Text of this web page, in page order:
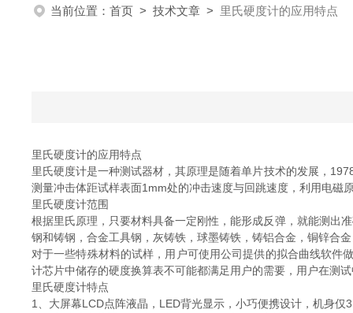
当前位置： 首页 > 技术文章 > 里氏硬度计的应用特点
里氏硬度计的应用特点
里氏硬度计是一种测试器材，其原理是随着单片技术的发展，
测量冲击体距试样表面1mm处的冲击速度与回跳速度，利用电磁
里氏硬度计范围
根据里氏原理，只要材料具备一定刚性，能形成反弹，就能测出
钢和铸钢，合金工具钢，灰铸铁，球墨铸铁，铸铝合金，铜锌合
对于一些特殊材料的试样，用户可使用公司提供的拟合曲线软
计芯片中储存的硬度换算表不可能都满足用户的需要，用户在测
里氏硬度计特点
1、大屏幕LCD点阵液晶，LED背光显示，小巧便携设计，机身仅